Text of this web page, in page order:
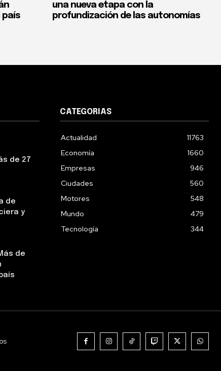
país
una nueva etapa con la
profundización de las autonomías
de 27
de
y
de
CATEGORIAS
Actualidad
11763
Economía
1660
Empresas
946
Ciudades
560
Motores
548
Mundo
479
Tecnología
344